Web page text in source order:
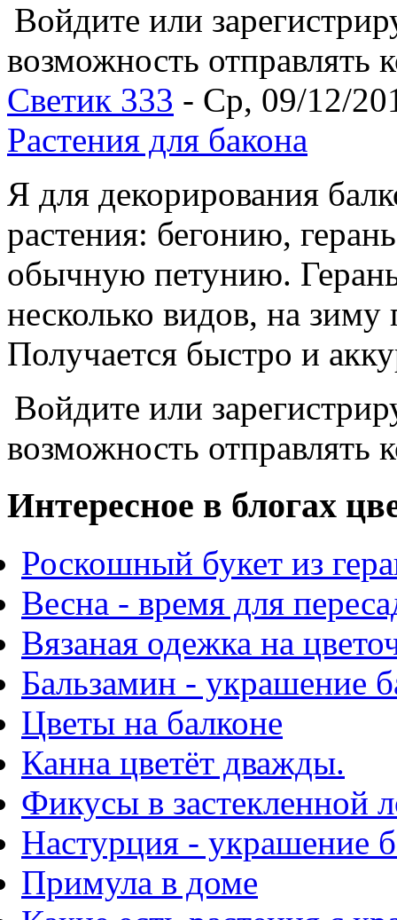
Войдите или
возможность отправлять
Светик 333 - Ср, 09/12/
Растения для бакона
Я для декорирования
растения: бегонию,
обычную петунию.
несколько видов, на
Получается быстро и
Войдите или
возможность отправлять
Интересное в блогах
Роскошный букет из
Весна - время для
Вязаная одежка на
Бальзамин - украшение
Цветы на балконе
Канна цветёт дважды.
Фикусы в застекленной
Настурция - украшение
Примула в доме